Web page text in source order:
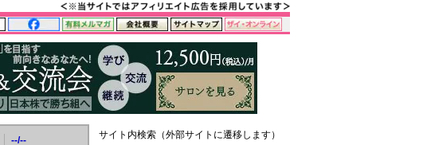
--/--
サイト内検索（外部サイトに遷移します）